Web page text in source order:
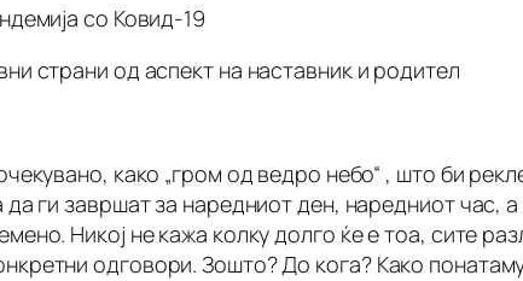
со Ковид-19
страни од аспект на наставник и родител
како „гром од ведро небо“ , што би
ги завршат за наредниот ден, наредниот час,
Никој не кажа колку долго ќе е тоа, сите
одговори. Зошто? До кога? Како